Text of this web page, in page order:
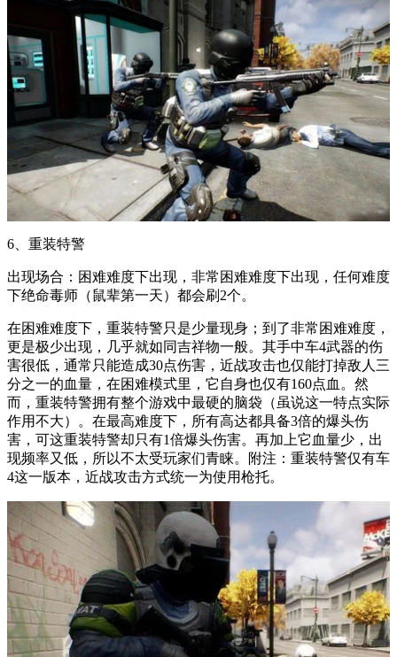
6、重装特警
出现场合：困难难度下出现，非常困难难度下出现，任何难度
下绝命毒师（鼠辈第一天）都会刷2个。
在困难难度下，重装特警只是少量现身；到了非常困难难度，
更是极少出现，几乎就如同吉祥物一般。其手中车4武器的伤
害很低，通常只能造成30点伤害，近战攻击也仅能打掉敌人三
分之一的血量，在困难模式里，它自身也仅有160点血。然
而，重装特警拥有整个游戏中最硬的脑袋（虽说这一特点实际
作用不大）。在最高难度下，所有高达都具备3倍的爆头伤
害，可这重装特警却只有1倍爆头伤害。再加上它血量少，出
现频率又低，所以不太受玩家们青睐。附注：重装特警仅有车
4这一版本，近战攻击方式统一为使用枪托。